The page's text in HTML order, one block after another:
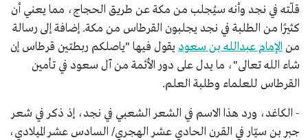
قلّته في نجد وأنه سيُجلب من مكة عن طريق الحجاج، مما يعني أن
كثيرًا من الطلبة في نجد يجلبون القرطاس من مكة. إضافة إلى رسالة
من الإمام عبدالله بن سعود يقول فيها "ياصلكم ربطتين قرطاس إن
شاء الله تعالى"، ما يدل على دور الأئمة من آل سعود في تأمين
القرطاس للعلماء وطلبة العلم.
- الكاغد، ورد هذا الاسم في الشعر الشعبي في نجد، إذ ذكر في شعر
جبر بن سيّار في القرن الحادي عشر الهجري/ السادس عشر الميلادي،